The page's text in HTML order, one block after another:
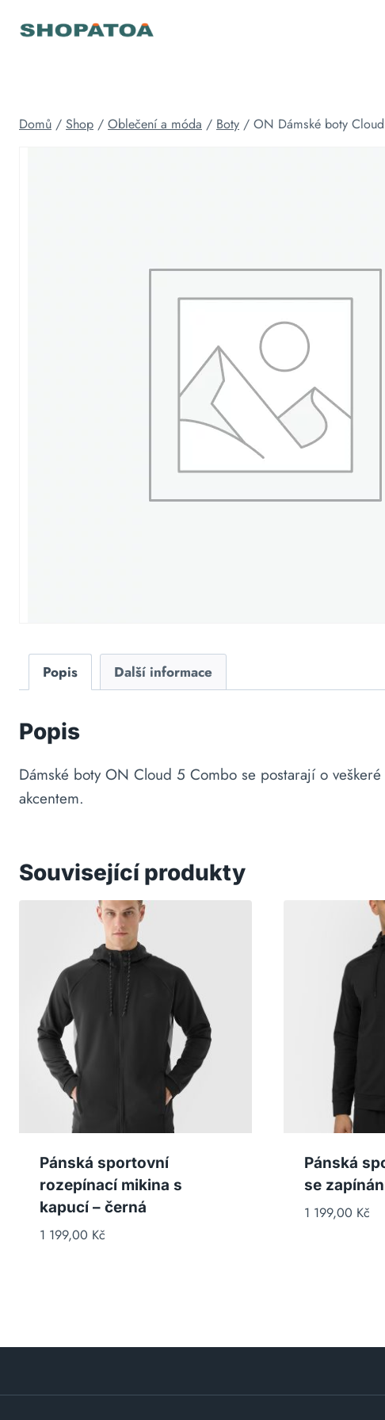
Domů / Shop / Oblečení a móda / Boty / ON Dámské boty
Popis Další informace
Popis
Dámské boty ON Cloud 5 Combo se postarají o
akcentem.
Související produkty
Pánská sportovní
rozepínací mikina s
kapucí – černá
1 199,00 Kč
Pánská
se
1 199,00 Kč